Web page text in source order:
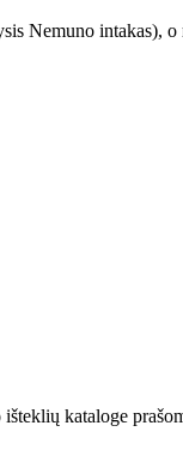
Nemuno intakas),
kataloge